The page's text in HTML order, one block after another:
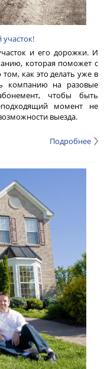
и его дорожки. И
которая поможет с
как это делать уже в
компанию на разовые
чтобы быть
момент не
выезда.
Подробнее